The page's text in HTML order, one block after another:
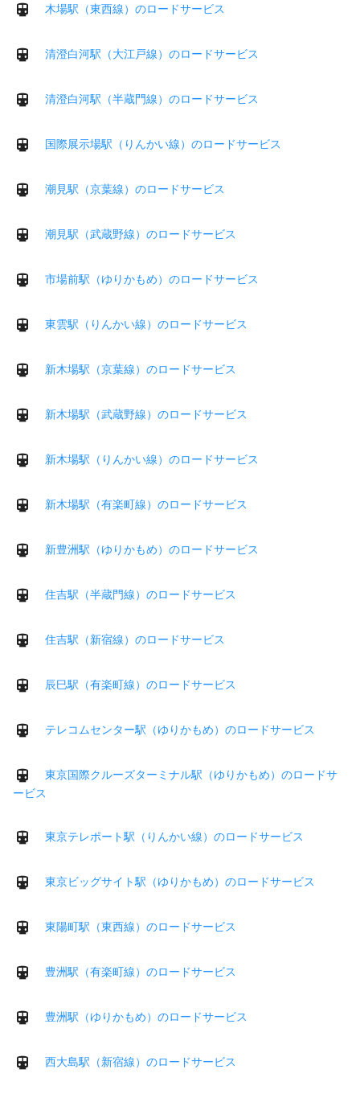
木場駅（東西線）のロードサービス
清澄白河駅（大江戸線）のロードサービス
清澄白河駅（半蔵門線）のロードサービス
国際展示場駅（りんかい線）のロードサービス
潮見駅（京葉線）のロードサービス
潮見駅（武蔵野線）のロードサービス
市場前駅（ゆりかもめ）のロードサービス
東雲駅（りんかい線）のロードサービス
新木場駅（京葉線）のロードサービス
新木場駅（武蔵野線）のロードサービス
新木場駅（りんかい線）のロードサービス
新木場駅（有楽町線）のロードサービス
新豊洲駅（ゆりかもめ）のロードサービス
住吉駅（半蔵門線）のロードサービス
住吉駅（新宿線）のロードサービス
辰巳駅（有楽町線）のロードサービス
テレコムセンター駅（ゆりかもめ）のロードサービス
東京国際クルーズターミナル駅（ゆりかもめ）のロードサ
ービス
東京テレポート駅（りんかい線）のロードサービス
東京ビッグサイト駅（ゆりかもめ）のロードサービス
東陽町駅（東西線）のロードサービス
豊洲駅（有楽町線）のロードサービス
豊洲駅（ゆりかもめ）のロードサービス
西大島駅（新宿線）のロードサービス